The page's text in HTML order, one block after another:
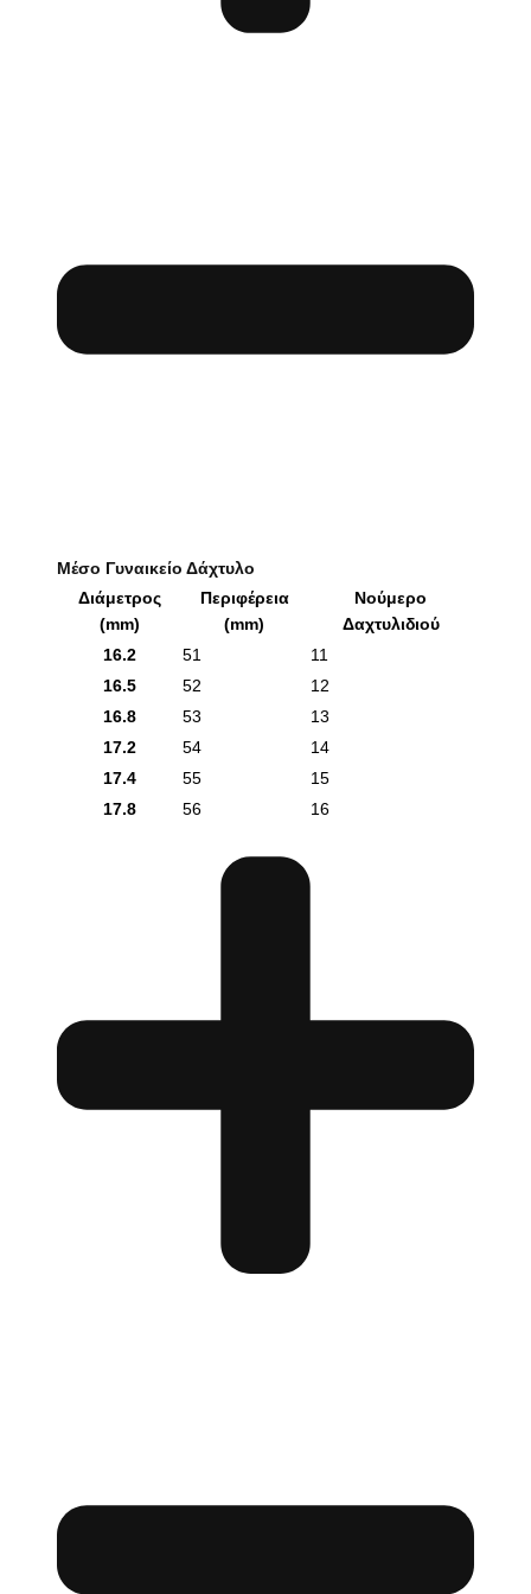
Μέσο Γυναικείο Δάχτυλο
Διάμετρος
(mm)
Περιφέρεια
(mm)
Νούμερο
Δαχτυλιδιού
16.2
51
11
16.5
52
12
16.8
53
13
17.2
54
14
17.4
55
15
17.8
56 16